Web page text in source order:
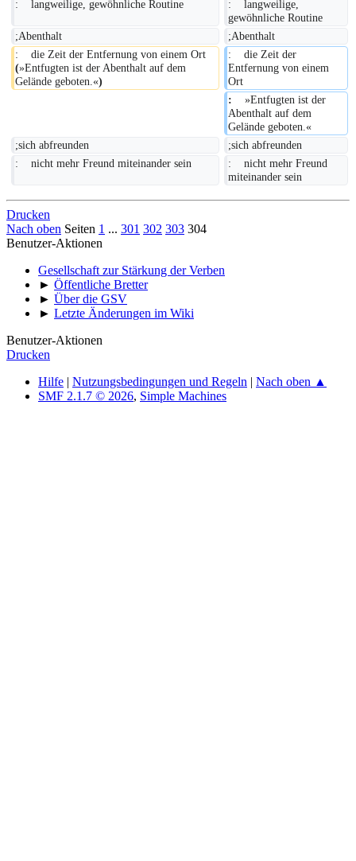
:    langweilige, gewöhnliche Routine
:    langweilige,
gewöhnliche Routine
;Abenthalt
;Abenthalt
(»Entfugten ist der Abenthalt auf dem
Gelände geboten.«)
:    die Zeit der
Entfernung von einem
Ort
: »Entfugten ist der
Abenthalt auf dem
Gelände geboten.«
;sich abfreunden
;sich abfreunden
:    nicht mehr Freund miteinander sein
:    nicht mehr Freund
miteinander sein
Drucken
Nach oben Seiten 1 ... 301 302 303 304
Benutzer-Aktionen
Gesellschaft zur Stärkung der Verben
► Öffentliche Bretter
► Über die GSV
► Letzte Änderungen im Wiki
Benutzer-Aktionen
Drucken
Hilfe | Nutzungsbedingungen und Regeln | Nach oben ▲
SMF 2.1.7 © 2026, Simple Machines